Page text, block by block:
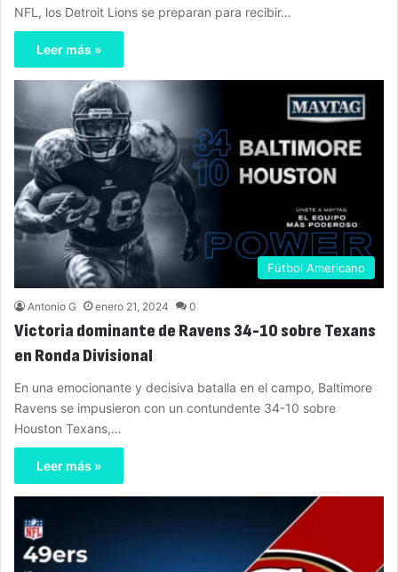
NFL, los Detroit Lions se preparan para recibir…
Leer más »
Fútbol Americano
Antonio G enero 21, 2024 0
Victoria dominante de Ravens 34-10 sobre Texans
en Ronda Divisional
En una emocionante y decisiva batalla en el campo, Baltimore
Ravens se impusieron con un contundente 34-10 sobre
Houston Texans,…
Leer más »